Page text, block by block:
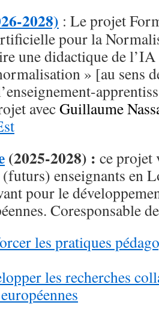
2028) : Le projet
pour la
une didactique de l’IA
» [au sens
avecGuillaume
(2025-2028) : ce projet
enseignants en
pour le
Coresponsable
les pratiques
les recherches